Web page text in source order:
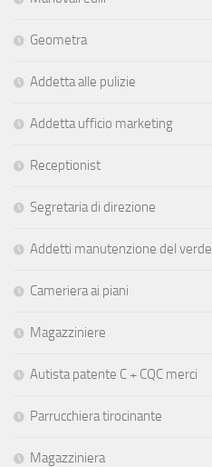
Geometra
Addetta alle pulizie
Addetta ufficio marketing
Receptionist
Segretaria di direzione
Addetti manutenzione del verde
Cameriera ai piani
Magazziniere
Autista patente C + CQC merci
Parrucchiera tirocinante
Magazziniera